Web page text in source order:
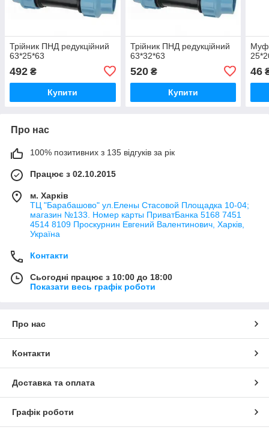
Трійник ПНД редукційний
63*25*63
492 ₴
Купити
Трійник ПНД редукційний
63*32*63
520₴
Купити
46
Про нас
100% позитивних з 135 відгуків за рік
Працює з 02.10.2015
м. Харків
ТЦ "Барабашово" ул.Елены Стасовой Площадка 10-04;
магазин №133. Номер карты ПриватБанка 5168 7451
4514 8109 Проскурнин Евгений Валентинович, Харків,
Україна
Контакти
Сьогодні працює з 10:00 до 18:00
Показати весь графік роботи
Про нас
Контакти
Доставка та оплата
Графік роботи